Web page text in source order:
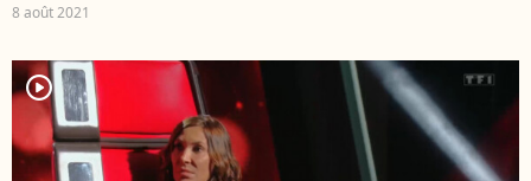
8 août 2021
player2